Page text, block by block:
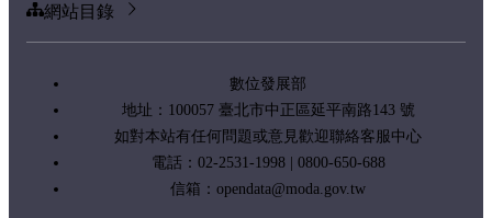
網站目錄
數位發展部
地址：100057 臺北市中正區延平南路143 號
如對本站有任何問題或意見歡迎聯絡客服中心
電話：02-2531-1998 | 0800-650-688
信箱： opendata@moda.gov.tw